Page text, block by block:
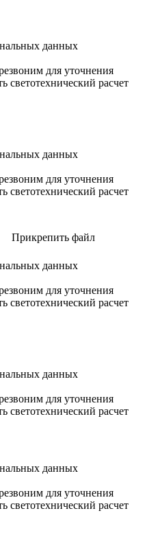
данных
для уточнения
светотехнический расчет
данных
для уточнения
светотехнический расчет
Прикрепить файл
данных
для уточнения
светотехнический расчет
данных
для уточнения
светотехнический расчет
данных
для уточнения
светотехнический расчет